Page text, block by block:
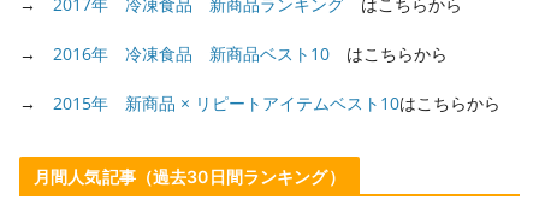
→ 2016年 冷凍食品 新商品ベスト10 はこちらから
→ 2015年 新商品 × リピートアイテムベスト10はこちらから
月間人気記事（過去30日間ランキング）